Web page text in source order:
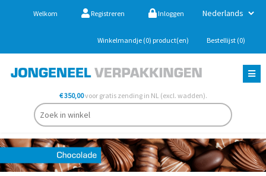
Welkom Registreren Inloggen
Winkelmandje (0) product(en) Bestellijst (0)
€ 350,00voor gratis zending in NL (excl. wadden).